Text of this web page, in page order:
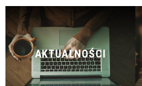
AKTUALNOŚCI